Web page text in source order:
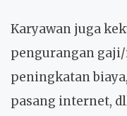
Karyawan juga
pengurangan
peningkatan
pasang internet,